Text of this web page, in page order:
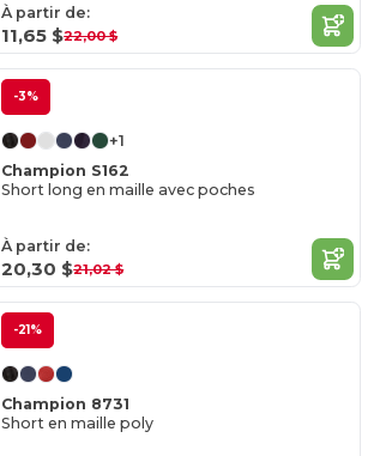
À partir de:
11,65 $22,00 $
-3%
+1
Champion S162
Short long en maille avec poches
À partir de:
20,30 $21,02 $
-21%
Champion 8731
Short en maille poly